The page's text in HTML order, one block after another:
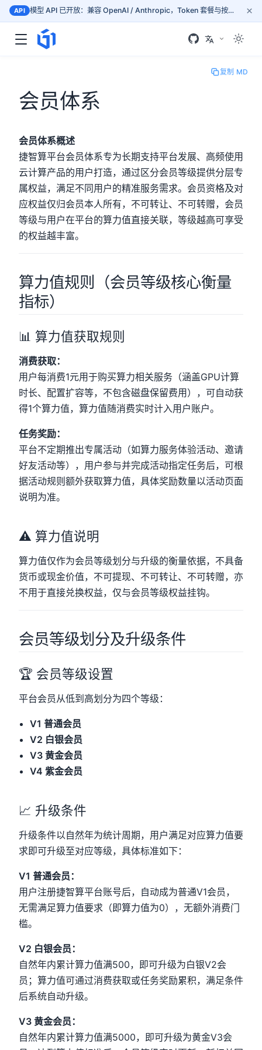
会员体系
会员体系概述
捷智算平台会员体系专为长期支持平台发展、高频使用
云计算产品的用户打造，通过区分会员等级提供分层专
属权益，满足不同用户的精准服务需求。会员资格及对
应权益仅归会员本人所有，不可转让、不可转赠，会员
等级与用户在平台的算力值直接关联，等级越高可享受
的权益越丰富。
算力值规则（会员等级核心衡量
指标）
📊 算力值获取规则
消费获取：
用户每消费1元用于购买算力相关服务（涵盖GPU计算
时长、配置扩容等，不包含磁盘保留费用），可自动获
得1个算力值，算力值随消费实时计入用户账户。
任务奖励：
平台不定期推出专属活动（如算力服务体验活动、邀请
好友活动等），用户参与并完成活动指定任务后，可根
据活动规则额外获取算力值，具体奖励数量以活动页面
说明为准。
⚠️ 算力值说明
算力值仅作为会员等级划分与升级的衡量依据，不具备
货币或现金价值，不可提现、不可转让、不可转赠，亦
不用于直接兑换权益，仅与会员等级权益挂钩。
会员等级划分及升级条件
🏆 会员等级设置
平台会员从低到高划分为四个等级：
V1 普通会员
V2 白银会员
V3 黄金会员
V4 紫金会员
📈 升级条件
升级条件以自然年为统计周期，用户满足对应算力值要
求即可升级至对应等级，具体标准如下：
V1 普通会员：
用户注册捷智算平台账号后，自动成为普通V1会员，
无需满足算力值要求（即算力值为0），无额外消费门
槛。
V2 白银会员：
自然年内累计算力值满500，即可升级为白银V2会
员；算力值可通过消费获取或任务奖励累积，满足条件
后系统自动升级。
V3 黄金会员：
自然年内累计算力值满5000，即可升级为黄金V3会
API 模型 API 已开放：兼容 OpenAI / Anthropic，Token 套餐与按量计费，按文档接入 mass.gogpu.cn ×
复制 MD